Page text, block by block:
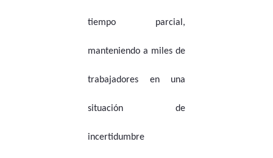
tiempo parcial,
manteniendo a miles de
trabajadores en una
situación de
incertidumbre